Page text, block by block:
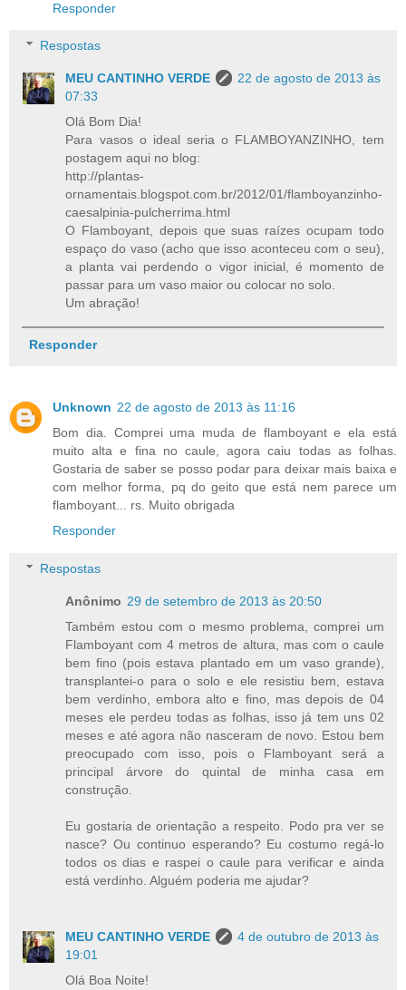
Responder
Respostas
MEU CANTINHO VERDE
22 de agosto de 2013 às
07:33
Olá Bom Dia!
Para vasos o ideal seria o FLAMBOYANZINHO, tem
postagem aqui no blog:
http://plantas-
ornamentais.blogspot.com.br/2012/01/flamboyanzinho-
caesalpinia-pulcherrima.html
O Flamboyant, depois que suas raízes ocupam todo
espaço do vaso (acho que isso aconteceu com o seu),
a planta vai perdendo o vigor inicial, é momento de
passar para um vaso maior ou colocar no solo.
Um abração!
Responder
Unknown 22 de agosto de 2013 às 11:16
Bom dia. Comprei uma muda de flamboyant e ela está
muito alta e fina no caule, agora caiu todas as folhas.
Gostaria de saber se posso podar para deixar mais baixa e
com melhor forma, pq do geito que está nem parece um
flamboyant... rs. Muito obrigada
Responder
Respostas
Anônimo 29 de setembro de 2013 às 20:50
Também estou com o mesmo problema, comprei um
Flamboyant com 4 metros de altura, mas com o caule
bem fino (pois estava plantado em um vaso grande),
transplantei-o para o solo e ele resistiu bem, estava
bem verdinho, embora alto e fino, mas depois de 04
meses ele perdeu todas as folhas, isso já tem uns 02
meses e até agora não nasceram de novo. Estou bem
preocupado com isso, pois o Flamboyant será a
principal árvore do quintal de minha casa em
construção.
Eu gostaria de orientação a respeito. Podo pra ver se
nasce? Ou continuo esperando? Eu costumo regá-lo
todos os dias e raspei o caule para verificar e ainda
está verdinho. Alguém poderia me ajudar?
MEU CANTINHO VERDE
4 de outubro de 2013 às
19:01
Olá Boa Noite!